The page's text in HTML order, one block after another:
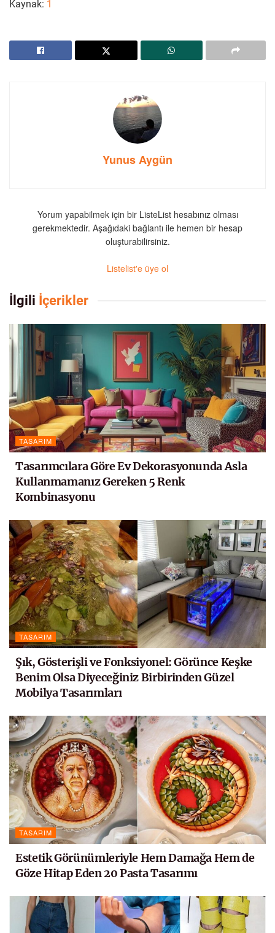
Kaynak: 1
Yunus Aygün
Yorum yapabilmek için bir ListeList hesabınız olması
gerekmektedir. Aşağıdaki bağlantı ile hemen bir hesap
oluşturabilirsiniz.
Listelist'e üye ol
İlgili İçerikler
TASARIM
Tasarımcılara Göre Ev Dekorasyonunda Asla
Kullanmamanız Gereken 5 Renk
Kombinasyonu
TASARIM
Şık, Gösterişli ve Fonksiyonel: Görünce Keşke
Benim Olsa Diyeceğiniz Birbirinden Güzel
Mobilya Tasarımları
TASARIM
Estetik Görünümleriyle Hem Damağa Hem de
Göze Hitap Eden 20 Pasta Tasarımı